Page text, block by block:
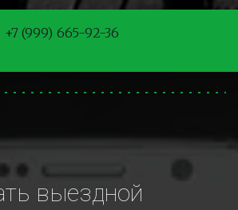
+7 (999) 665-92-36
выездной